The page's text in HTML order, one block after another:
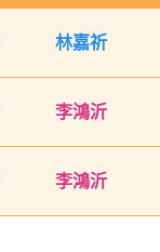
林嘉祈
李鴻沂
李鴻沂